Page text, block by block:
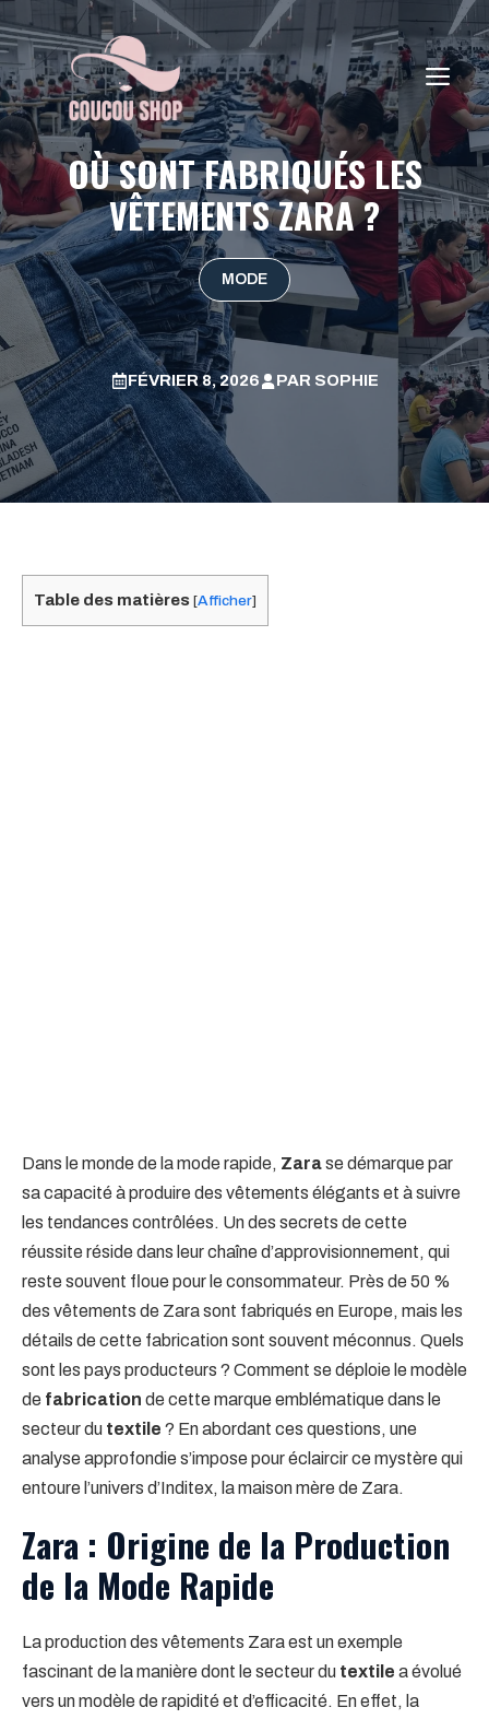
au
contenu
OÙ SONT FABRIQUÉS LES
VÊTEMENTS ZARA ?
MODE
FÉVRIER 8, 2026 PAR SOPHIE
Table des matières [Afficher]
Dans le monde de la mode rapide, Zarase démarque par
sa capacité à produire des vêtements élégants et à suivre
les tendances contrôlées. Un des secrets de cette
réussite réside dans leur chaîne d’approvisionnement, qui
reste souvent floue pour le consommateur. Près de 50 %
des vêtements de Zara sont fabriqués en Europe, mais les
détails de cette fabrication sont souvent méconnus. Quels
sont les pays producteurs ? Comment se déploie le modèle
de fabrication de cette marque emblématique dans le
secteur du textile ? En abordant ces questions, une
analyse approfondie s’impose pour éclaircir ce mystère qui
entoure l’univers d’Inditex, la maison mère de Zara.
Zara : Origine de la Production
de la Mode Rapide
La production des vêtements Zara est un exemple
fascinant de la manière dont le secteur du textile a évolué
vers un modèle de rapidité et d’efficacité. En effet, la